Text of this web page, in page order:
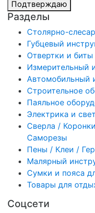
Подтверждаю
Разделы
Столярно-
Губцевый
Отвертки и биты
Измерительный
Автомобильный
Строительное
Паяльное
Электрика и свет
Сверла /
Саморезы
Пены / Клеи /
Малярный
Сумки и пояса
Товары для
Соцсети